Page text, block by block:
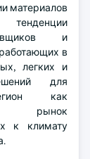
материалов
тенденции
и
в
легких и
для
как
рынок
к климату